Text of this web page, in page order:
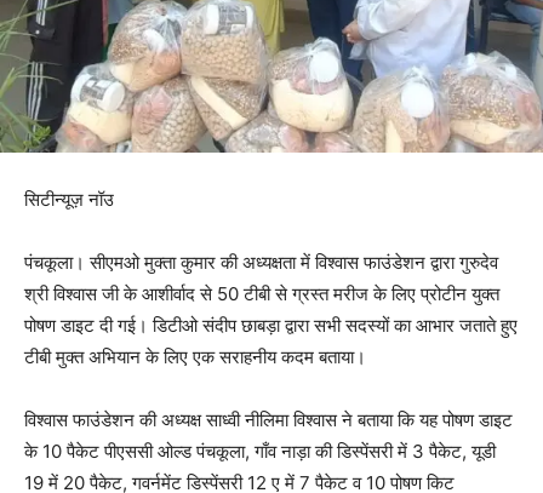
सिटीन्यूज़ नॉउ
पंचकूला। सीएमओ मुक्ता कुमार की अध्यक्षता में विश्वास फाउंडेशन द्वारा गुरुदेव
श्री विश्वास जी के आशीर्वाद से 50 टीबी से ग्रस्त मरीज के लिए प्रोटीन युक्त
पोषण डाइट दी गई। डिटीओ संदीप छाबड़ा द्वारा सभी सदस्यों का आभार जताते हुए
टीबी मुक्त अभियान के लिए एक सराहनीय कदम बताया।
विश्वास फाउंडेशन की अध्यक्ष साध्वी नीलिमा विश्वास ने बताया कि यह पोषण डाइट
के 10 पैकेट पीएससी ओल्ड पंचकूला, गाँव नाड़ा की डिस्पेंसरी में 3 पैकेट, यूडी
19 में 20 पैकेट, गवर्नमेंट डिस्पेंसरी 12 ए में 7 पैकेट व 10 पोषण किट